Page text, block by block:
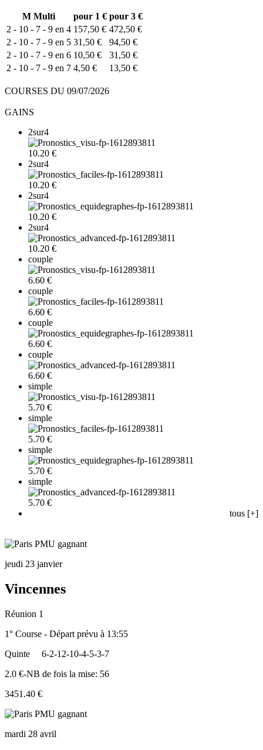
M Multi pour 1 € pour 3 €
2 - 10 - 7 - 9 en 4 157,50 € 472,50 €
2 - 10 - 7 - 9 en 5 31,50 €
94,50 €
2 - 10 - 7 - 9 en 6 10,50 €
31,50 €
2 - 10 - 7 - 9 en 7 4,50 € 13,50 €
COURSES DU 09/07/2026
GAINS
2sur4
10.20 €
2sur4
10.20 €
2sur4
10.20 €
2sur4
10.20 €
couple
6.60 €
couple
6.60 €
couple
6.60 €
couple
6.60 €
simple
5.70 €
simple
5.70 €
simple
5.70 €
simple
5.70 €
tous [+]
jeudi 23 janvier
Vincennes
Réunion 1
1° Course - Départ prévu à 13:55
Quinte
6-2-12-10-4-5-3-7
2.0 €-NB de fois la mise: 56
3451.40 €
mardi 28 avril